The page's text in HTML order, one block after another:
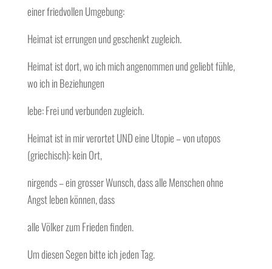
einer friedvollen Umgebung:
Heimat ist errungen und geschenkt zugleich.
Heimat ist dort, wo ich mich angenommen und geliebt fühle,
wo ich in Beziehungen
lebe: Frei und verbunden zugleich.
Heimat ist in mir verortet UND eine Utopie – von utopos
(griechisch): kein Ort,
nirgends – ein grosser Wunsch, dass alle Menschen ohne
Angst leben können, dass
alle Völker zum Frieden finden.
Um diesen Segen bitte ich jeden Tag.